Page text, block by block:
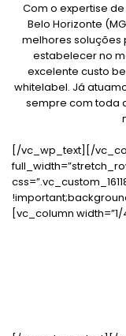
Com o expertise
Belo Horizonte
melhores
estabelecer no
excelente custo
whitelabel. Já
sempre com toda
[/vc_wp_text][/
[vc_column